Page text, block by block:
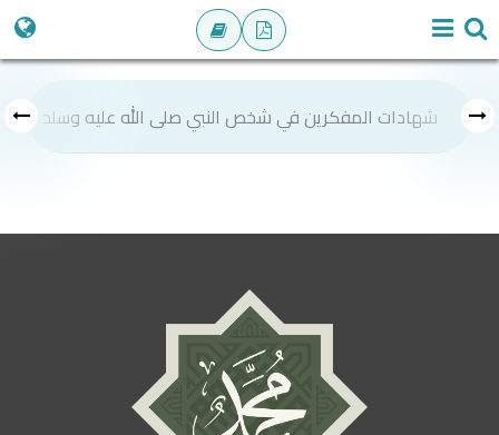
شهادات المفكرين في شخص النبي صلى الله عليه وسلم